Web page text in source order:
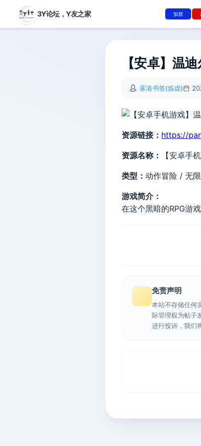
3Y论坛，Y友之家 加群
【安卓】温
雾港书签(炼虚)
资源链接： https://
资源名称： 【安卓手
类型： 动作冒险 / 无
游戏简介：
在这个黑暗的RPG游
免责声明
本站不存储任何
际管理权为帖子
进行投诉，我们